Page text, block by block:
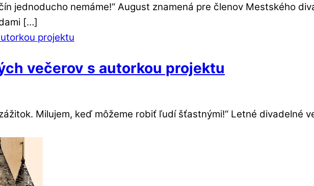
jednoducho nemáme!“ August znamená pre členov Mestského
[…]
večerov s autorkou projektu
Milujem, keď môžeme robiť ľudí šťastnými!“ Letné divadelné